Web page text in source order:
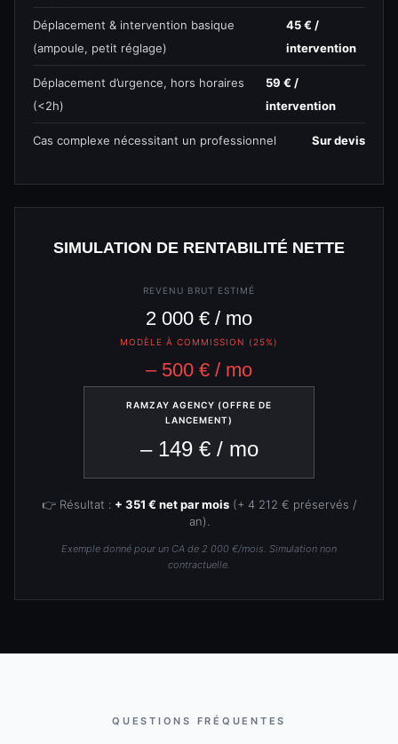
Déplacement & intervention basique
(ampoule, petit réglage)
45 € /
intervention
Déplacement d’urgence, hors horaires
(<2h)
59 € /
intervention
Cas complexe nécessitant un professionnel Sur devis
SIMULATION DE RENTABILITÉ NETTE
REVENU BRUT ESTIMÉ
2 000 € / mo
MODÈLE À COMMISSION (25%)
– 500 € / mo
RAMZAY AGENCY (OFFRE DE
LANCEMENT)
– 149 € / mo
👉 Résultat : + 351 € net par mois (+ 4 212 € préservés /
an).
Exemple donné pour un CA de 2 000 €/mois. Simulation non
contractuelle.
QUESTIONS FRÉQUENTES